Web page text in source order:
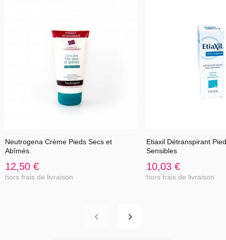
Mettre un galet Akileïne dans 5 litres d'eau, immerger
immédiatement les pieds pour profiter au mieux de l'effet bénéfique
de l'effervescence (10 à 15 minutes). Ne pas rincer, bien sécher
Neutrogena Crème Pieds Secs et
Abîmés.
12,50 €
hors frais de livraison
Etiaxil Détranspirant
Sensibles
10,03 €
hors frais de livraison